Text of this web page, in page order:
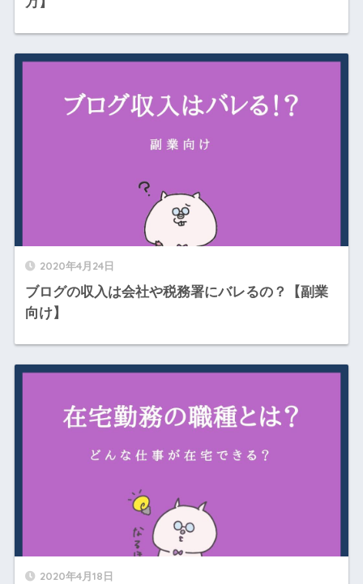
2020年4月24日
ブログの収入は会社や税務署にバレるの？【副業
向け】
2020年4月18日